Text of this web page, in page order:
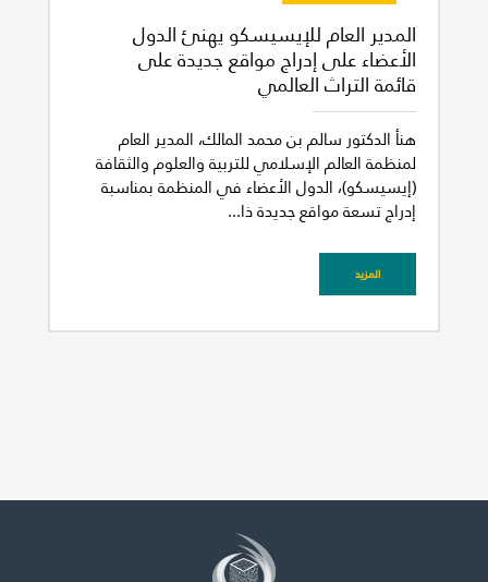
المدير العام للإيسيسكو يهنئ الدول
الأعضاء على إدراج مواقع جديدة على
قائمة التراث العالمي
هنأ الدكتور سالم بن محمد المالك، المدير العام
لمنظمة العالم الإسلامي للتربية والعلوم والثقافة
(إيسيسكو)، الدول الأعضاء في المنظمة بمناسبة
إدراج تسعة مواقع جديدة ذا...
المزيد